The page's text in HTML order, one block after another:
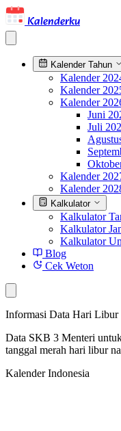
Kalenderku
Kalender Tahun
Kalender
Kalender
Kalender
Juni
Juli
Kalender
Kalender
Kalkulator
Kalkulator
Kalkulator
Kalkulator
Blog
Cek Weton
Informasi Data Hari Libur
Data SKB 3 Menteri
tanggal merah hari libur
Kalender Indonesia